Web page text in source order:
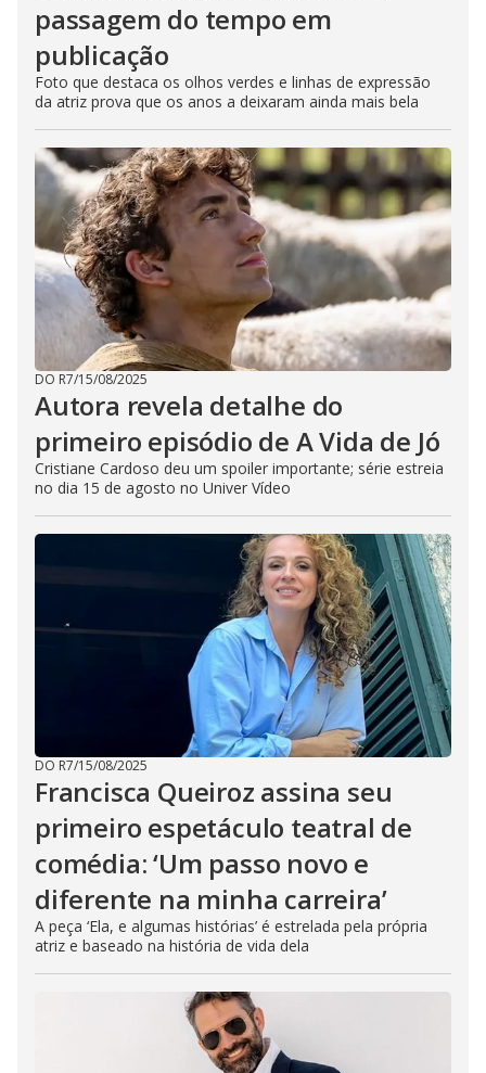
passagem do tempo em
publicação
Foto que destaca os olhos verdes e linhas de expressão
da atriz prova que os anos a deixaram ainda mais bela
DO R7/15/08/2025
Autora revela detalhe do
primeiro episódio de A Vida de Jó
Cristiane Cardoso deu um spoiler importante; série estreia
no dia 15 de agosto no Univer Vídeo
DO R7/15/08/2025
Francisca Queiroz assina seu
primeiro espetáculo teatral de
comédia: ‘Um passo novo e
diferente na minha carreira’
A peça ‘Ela, e algumas histórias’ é estrelada pela própria
atriz e baseado na história de vida dela